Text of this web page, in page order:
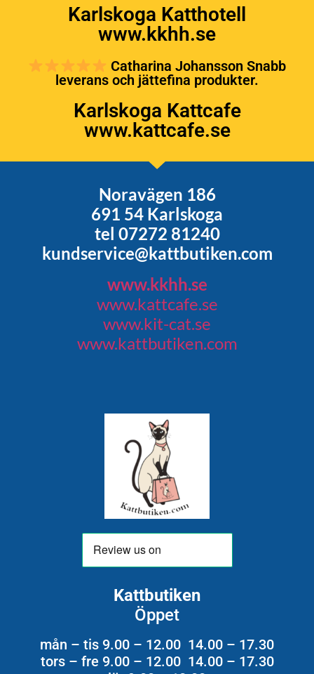
Karlskoga Katthotell
www.kkhh.se
Catharina Johansson Snabb
leverans och jättefina produkter.
Karlskoga Kattcafe
www.kattcafe.se
Noravägen 186
691 54 Karlskoga
tel 07272 81240
kundservice@kattbutiken.com
www.kkhh.se
www.kattcafe.se
www.kit-cat.se
www.kattbutiken.com
Kattbutiken
Öppet
mån – tis 9.00 – 12.00 14.00 – 17.30
tors – fre 9.00 – 12.00 14.00 – 17.30